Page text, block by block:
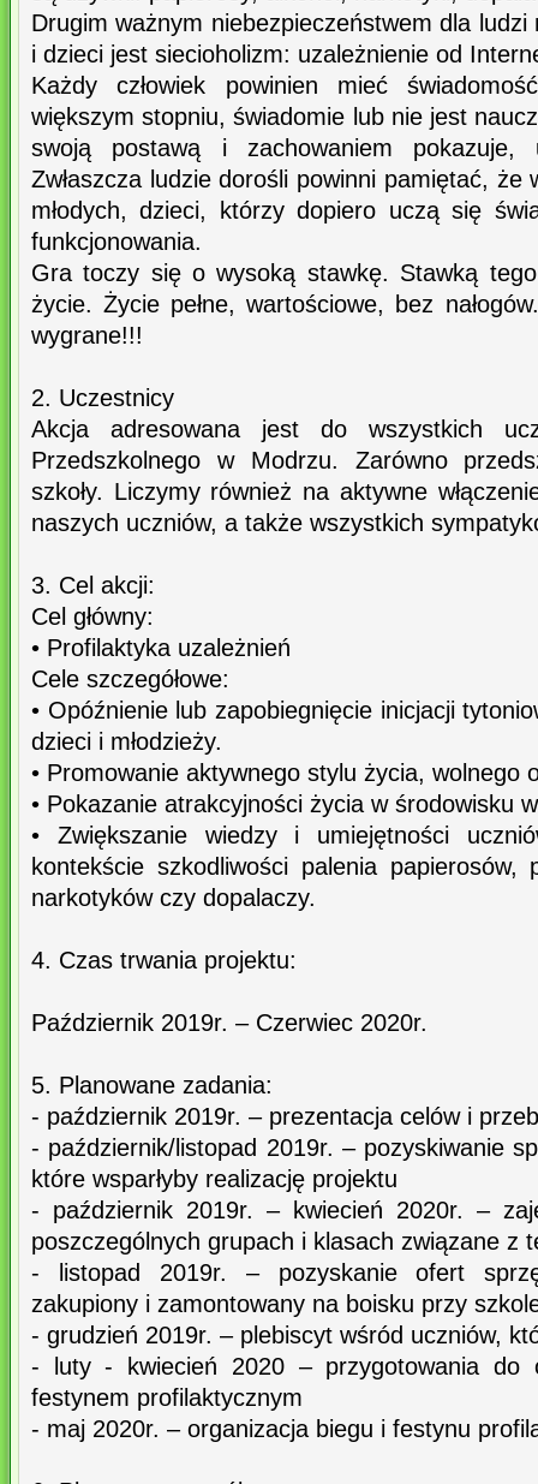
Drugim ważnym niebezpieczeństwem dla ludzi
i dzieci jest siecioholizm: uzależnienie od
Każdy człowiek powinien mieć
większym stopniu, świadomie lub nie jest
swoją postawą i zachowaniem
Zwłaszcza ludzie dorośli powinni pamiętać,
młodych, dzieci, którzy dopiero uczą się
funkcjonowania.
Gra toczy się o wysoką stawkę. Stawką
życie. Życie pełne, wartościowe, bez
wygrane!!!
2. Uczestnicy
Akcja adresowana jest do wszystkich
Przedszkolnego w Modrzu. Zarówno
szkoły. Liczymy również na aktywne
naszych uczniów, a także wszystkich
3. Cel akcji:
Cel główny:
• Profilaktyka uzależnień
Cele szczegółowe:
• Opóźnienie lub zapobiegnięcie inicjacji
dzieci i młodzieży.
• Promowanie aktywnego stylu życia, wolnego
• Pokazanie atrakcyjności życia w środowisku
• Zwiększanie wiedzy i umiejętności
kontekście szkodliwości palenia papierosów,
narkotyków czy dopalaczy.
4. Czas trwania projektu:
Październik 2019r. – Czerwiec 2020r.
5. Planowane zadania:
- październik 2019r. – prezentacja celów i
- październik/listopad 2019r. – pozyskiwanie
które wsparłyby realizację projektu
- październik 2019r. – kwiecień 2020r. –
poszczególnych grupach i klasach związane z
- listopad 2019r. – pozyskanie ofert
zakupiony i zamontowany na boisku przy
- grudzień 2019r. – plebiscyt wśród uczniów,
- luty - kwiecień 2020 – przygotowania do
festynem profilaktycznym
- maj 2020r. – organizacja biegu i festynu